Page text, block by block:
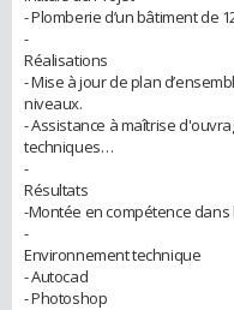
- Plomberie d’un bâtiment de
-
Réalisations
- Mise à jour de plan
niveaux.
- Assistance à maîtrise
techniques…
-
Résultats
-Montée en compétence dans
-
Environnement technique
- Autocad
- Photoshop